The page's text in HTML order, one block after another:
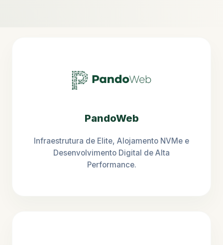
PandoWeb
Infraestrutura de Elite, Alojamento NVMe e
Desenvolvimento Digital de Alta
Performance.